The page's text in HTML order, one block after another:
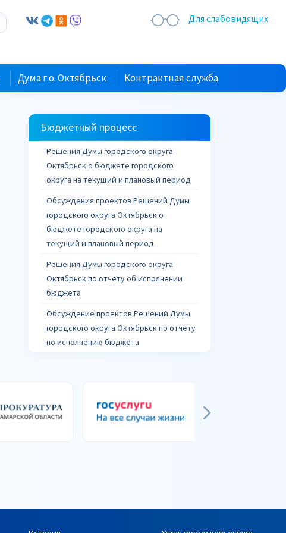
Для слабовидящих
Дума г.о. Октябрьск Контрактная служба
Бюджетный процесс
Решения Думы городского округа
Октябрьск о бюджете городского
округа на текущий и плановый период
Обсуждения проектов Решений Думы
городского округа Октябрьск о
бюджете городского округа на
текущий и плановый период
Решения Думы городского округа
Октябрьск по отчету об исполнении
бюджета
Обсуждение проектов Решений Думы
городского округа Октябрьск по отчету
по исполнению бюджета